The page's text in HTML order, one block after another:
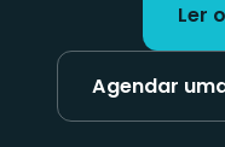
Ler
Agendar